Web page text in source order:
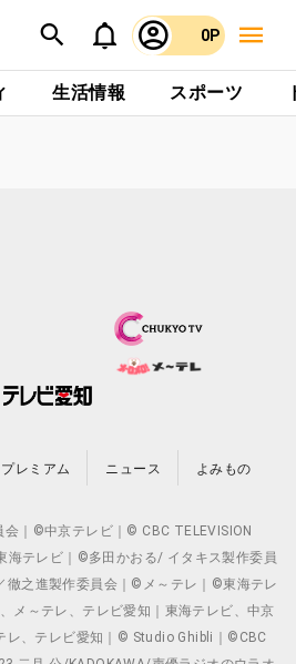
0P
生活情報 スポーツ
プレミアム ニュース よみもの
｜©中京テレビ｜© CBC TELEVISION
海テレビ｜©多田かおる/ イタキス製作委員
徹之進製作委員会｜©メ～テレ｜©東海テレ
メ～テレ、テレビ愛知｜東海テレビ、中京
レ、テレビ愛知｜© Studio Ghibli｜©CBC